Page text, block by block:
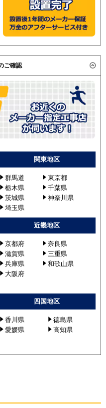
ご確認
関東地区
群馬道
東京都
栃木県
千葉県
茨城県
神奈川県
埼玉県
近畿地区
京都府
奈良県
滋賀県
三重県
兵庫県
和歌山県
大阪府
四国地区
香川県
徳島県
愛媛県
高知県